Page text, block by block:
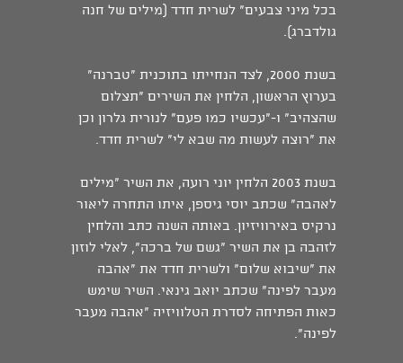
בכל מיני צבעים" לשרית חדד (מילים של חנה
גולדברג).
בשנת 2000, לצד הנחייתו בתוכנית "טברנה"
בערוץ הראשון, הלחין את השירים "תצלום
שהצהיב" ו-"עכשיו כמו פעם" לנורית גלרון וכן
את "רוצה לעשות מה שבא לי" לשרית חדד.
בשנת 2003 הלחין יוני רועה, את השיר "מילים
לאהבה" שכתב יוסי גיספן, איתו התחרה ליאור
נרקיס באירוויזיון. באותה השנה כתב והלחין
לזהבה בן את השיר "גשם של ברכה", לאלי לוזון
את "שיבוא שלום" ולשרית חדד את "אהבה
מעבר לפינה" שכתב יואב גינאי. השיר שימש
כאות הפתיחה לסדרת הטלוויזיה "אהבה מעבר
לפינה".